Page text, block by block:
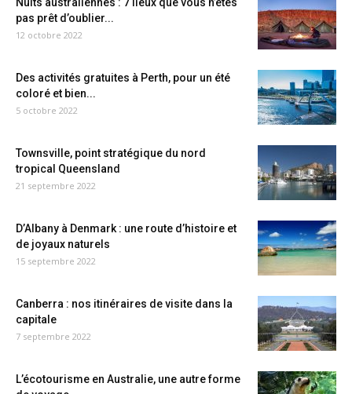
pas prêt d’oublier...
12 octobre 2022
Des activités gratuites à Perth, pour un été
coloré et bien...
5 octobre 2022
Townsville, point stratégique du nord
tropical Queensland
21 septembre 2022
D’Albany à Denmark : une route d’histoire et
de joyaux naturels
15 septembre 2022
Canberra : nos itinéraires de visite dans la
capitale
7 septembre 2022
L’écotourisme en Australie, une autre forme